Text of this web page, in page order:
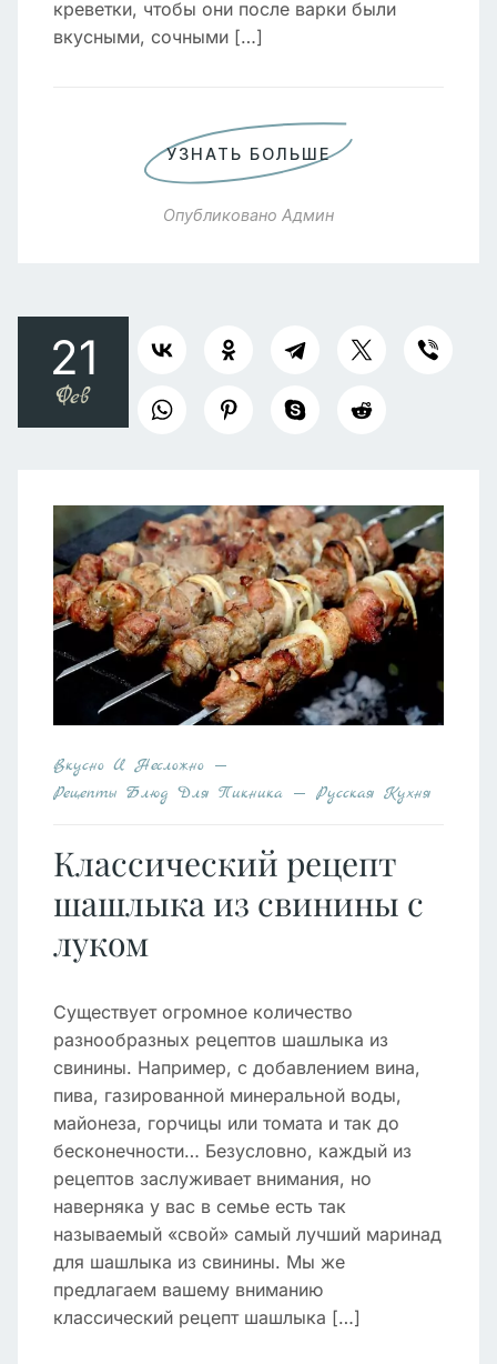
креветки, чтобы они после варки были
вкусными, сочными […]
УЗНАТЬ БОЛЬШЕ
Опубликовано Админ
21
Фев
Вкусно И Несложно
Рецепты Блюд Для Пикника
Русская Кухня
Классический рецепт
шашлыка из свинины с
луком
Существует огромное количество
разнообразных рецептов шашлыка из
свинины. Например, с добавлением вина,
пива, газированной минеральной воды,
майонеза, горчицы или томата и так до
бесконечности… Безусловно, каждый из
рецептов заслуживает внимания, но
наверняка у вас в семье есть так
называемый «свой» самый лучший маринад
для шашлыка из свинины. Мы же
предлагаем вашему вниманию
классический рецепт шашлыка […]